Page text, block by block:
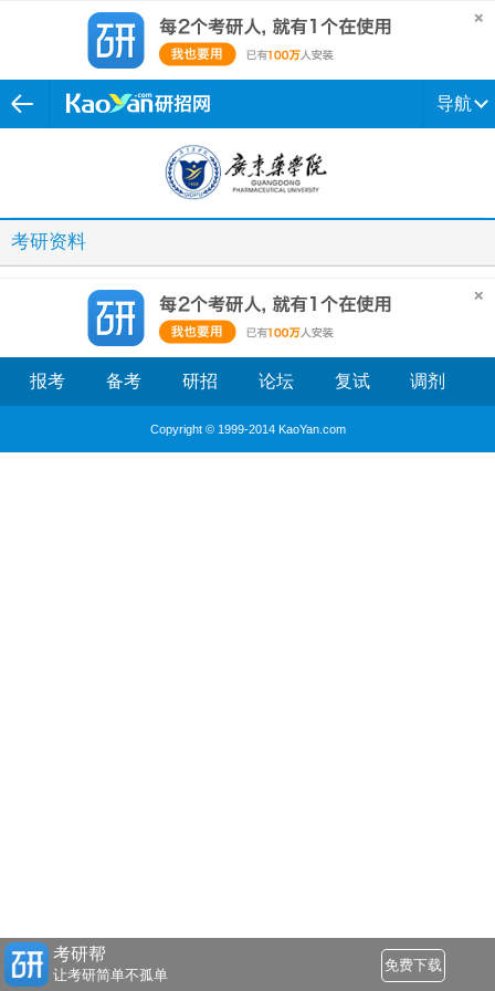
导航
考研资料
报考 备考 研招 论坛 复试 调剂
Copyright © 1999-2014 KaoYan.com
考研帮
让考研简单不孤单
免费下载